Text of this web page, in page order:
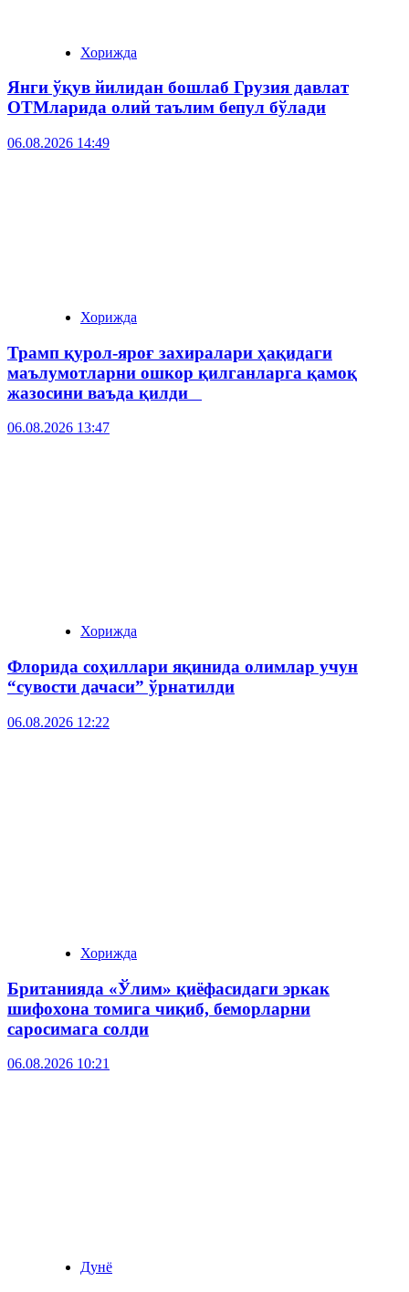
Хорижда
Янги ўқув йилидан бошлаб Грузия давлат
ОТМларида олий таълим бепул бўлади
06.08.2026 14:49
Хорижда
Трамп қурол-яроғ захиралари ҳақидаги
маълумотларни ошкор қилганларга қамоқ
жазосини ваъда қилди
06.08.2026 13:47
Хорижда
Флорида соҳиллари яқинида олимлар учун
“сувости дачаси” ўрнатилди
06.08.2026 12:22
Хорижда
Британияда «Ўлим» қиёфасидаги эркак
шифохона томига чиқиб, беморларни
саросимага солди
06.08.2026 10:21
Дунё